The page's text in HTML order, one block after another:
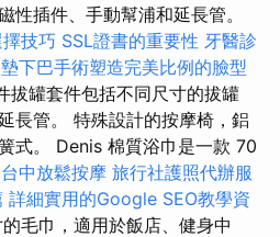
性插件、手動幫浦和延長管。
技巧 SSL證書的重要性 牙醫診
墊下巴手術塑造完美比例的臉型
拔罐套件包括不同尺寸的拔罐
長管。 特殊設計的按摩椅，鋁
式。 Denis 棉質浴巾是一款 70
台中放鬆按摩 旅行社護照代辦服
詳細實用的Google SEO教學資
毛巾，適用於飯店、健身中